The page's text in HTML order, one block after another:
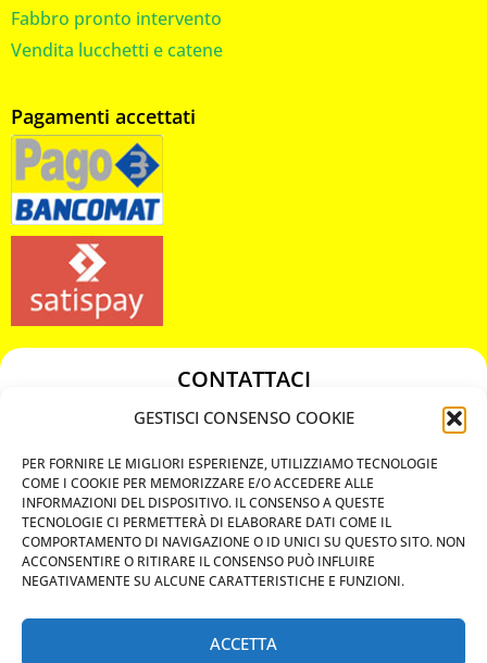
GESTISCI CONSENSO COOKIE
PER FORNIRE LE MIGLIORI ESPERIENZE, UTILIZZIAMO TECNOLOGIE
COME I COOKIE PER MEMORIZZARE E/O ACCEDERE ALLE
INFORMAZIONI DEL DISPOSITIVO. IL CONSENSO A QUESTE
TECNOLOGIE CI PERMETTERÀ DI ELABORARE DATI COME IL
COMPORTAMENTO DI NAVIGAZIONE O ID UNICI SU QUESTO SITO. NON
ACCONSENTIRE O RITIRARE IL CONSENSO PUÒ INFLUIRE
NEGATIVAMENTE SU ALCUNE CARATTERISTICHE E FUNZIONI.
ACCETTA
Fabbro pronto intervento
Vendita lucchetti e catene
Pagamenti accettati
CONTATTACI
349 3863811
chiavicodificate@gmail.com
Privacy Policy
Cookie Policy
MAPS